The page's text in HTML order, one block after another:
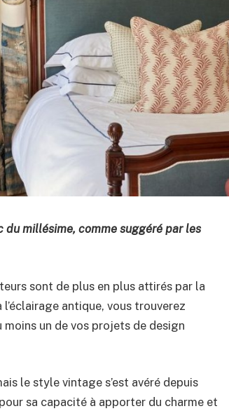
du millésime, comme suggéré par les
sont de plus en plus attirés par la
antique, vous trouverez
moins un de vos projets de design
le style vintage s’est avéré depuis
sa capacité à apporter du charme et